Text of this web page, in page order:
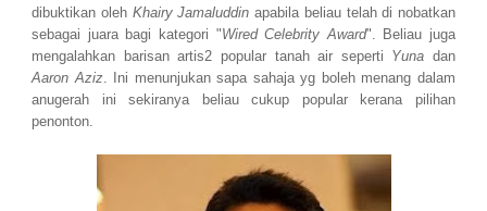
dibuktikan oleh Khairy Jamaluddin apabila beliau telah di nobatkan
sebagai juara bagi kategori "Wired Celebrity Award". Beliau juga
mengalahkan barisan artis2 popular tanah air seperti Yuna dan
Aaron Aziz. Ini menunjukan sapa sahaja yg boleh menang dalam
anugerah ini sekiranya beliau cukup popular kerana pilihan
penonton.